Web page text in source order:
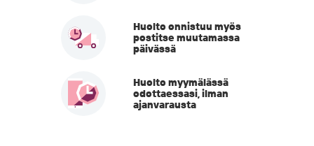
Huolto onnistuu myös
postitse muutamassa
päivässä
Huolto myymälässä
odottaessasi, ilman
ajanvarausta